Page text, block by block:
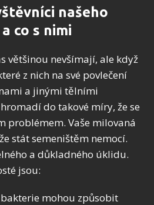
našeho
co s nimi
většinou nevšímají, ale když
z nich na své povlečení
a jinými tělními
do takové míry, že se
problémem. Vaše milovaná
stát semeništěm nemocí.
a důkladného úklidu.
jsou:
mohou způsobit